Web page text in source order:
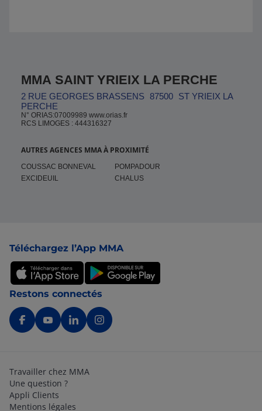
MMA SAINT YRIEIX LA PERCHE
2 RUE GEORGES BRASSENS 87500 ST YRIEIX LA
PERCHE
N° ORIAS:07009989 www.orias.fr
RCS LIMOGES : 444316327
AUTRES AGENCES MMA À PROXIMITÉ
COUSSAC BONNEVAL
POMPADOUR
EXCIDEUIL
CHALUS
Téléchargez l’App MMA
Restons connectés
Travailler chez MMA
Une question ?
Appli Clients
Mentions légales